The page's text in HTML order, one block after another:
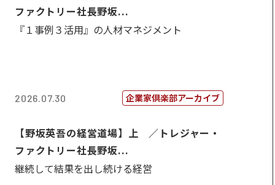
ファクトリー社長野坂...
『１事例３活用』の人材マネジメント
2026.07.30 企業家倶楽部アーカイブ
【野坂英吾の経営道場】上 ／トレジャー・
ファクトリー社長野坂...
継続して結果を出し続ける経営